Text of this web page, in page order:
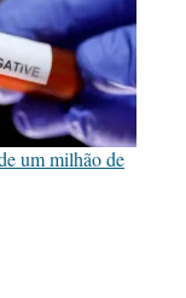
um milhão de